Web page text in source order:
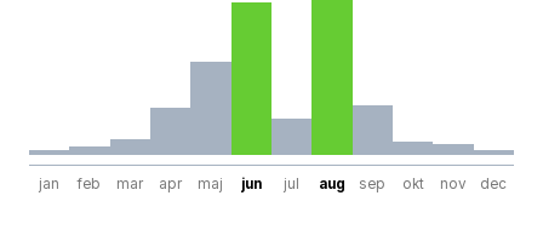
jan feb mar apr maj jun jul aug sep okt nov dec